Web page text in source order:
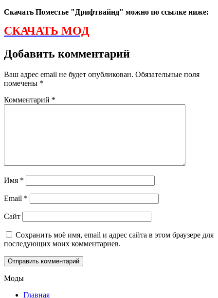
Скачать Поместье "Дрифтвайнд" можно по ссылке ниже:
СКАЧАТЬ МОД
Добавить комментарий
Ваш адрес email не будет опубликован. Обязательные поля
помечены *
Комментарий *
Имя *
Email *
Сайт
Сохранить моё имя, email и адрес сайта в этом браузере для
последующих моих комментариев.
Моды
Главная